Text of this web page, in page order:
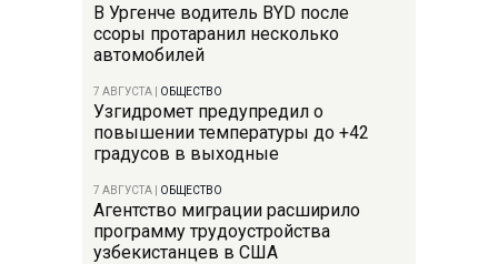
В Ургенче водитель BYD после
ссоры протаранил несколько
автомобилей
7 АВГУСТА ОБЩЕСТВО
Узгидромет предупредил о
повышении температуры до +42
градусов в выходные
7 АВГУСТА ОБЩЕСТВО
Агентство миграции расширило
программу трудоустройства
узбекистанцев в США